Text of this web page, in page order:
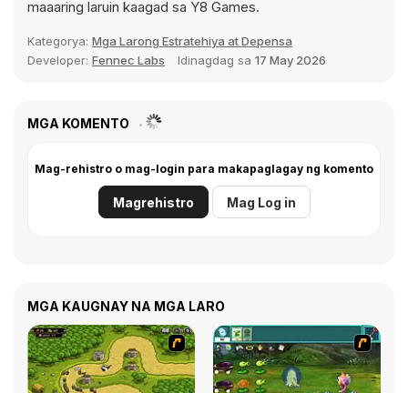
maaaring laruin kaagad sa Y8 Games.
Kategorya: Mga Larong Estratehiya at Depensa
Developer: Fennec Labs Idinagdag sa 17 May 2026
MGA KOMENTO
Mag-rehistro o mag-login para makapaglagay ng komento
Magrehistro Mag Log in
MGA KAUGNAY NA MGA LARO